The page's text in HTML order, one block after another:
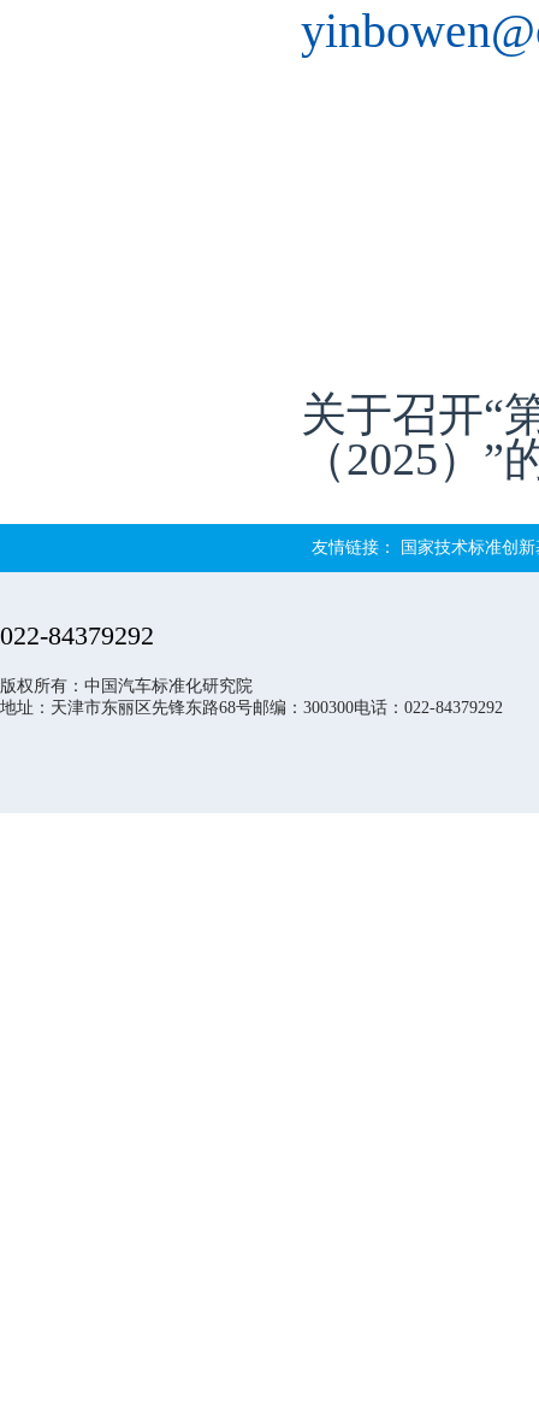
关于召开“
（2025）”
友情链接： 国家技术标准创
022-84379292
版权所有：中国汽车标准化研究院
地址：天津市东丽区先锋东路68号邮编：300300电话：022-84379292